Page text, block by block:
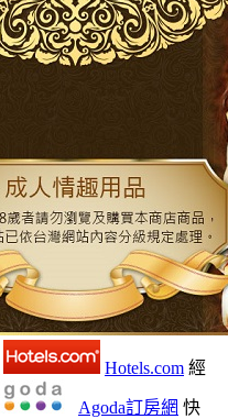
Hotels.com 經
Agoda訂房網 快